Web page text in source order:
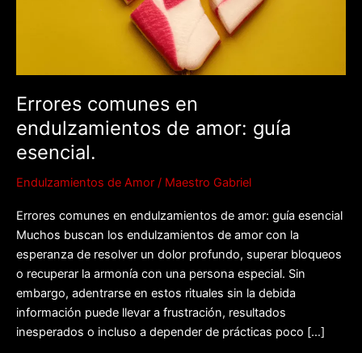
Errores comunes en
endulzamientos de amor: guía
esencial.
Endulzamientos de Amor / Maestro Gabriel
Errores comunes en endulzamientos de amor: guía esencial
Muchos buscan los endulzamientos de amor con la
esperanza de resolver un dolor profundo, superar bloqueos
o recuperar la armonía con una persona especial. Sin
embargo, adentrarse en estos rituales sin la debida
información puede llevar a frustración, resultados
inesperados o incluso a depender de prácticas poco […]